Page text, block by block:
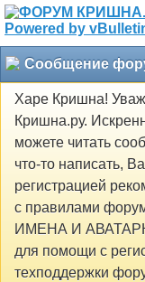
Сообщение
Харе Кришна!
Кришна.ру.
можете читать
что-то написать,
регистрацией
с правилами
ИМЕНА И
для помощи с
техподдержки